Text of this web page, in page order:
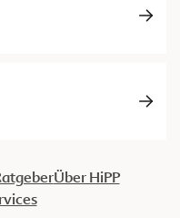
Über HiPP